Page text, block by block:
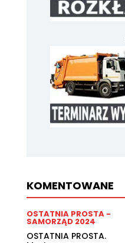
KOMENTOWANE
OSTATNIA PROSTA -
SAMORZĄD 2024
OSTATNIA PROSTA.